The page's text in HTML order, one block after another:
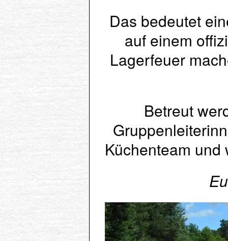
Das bedeutet
auf einem
Lagerfeuer
Betreut
Küchenteam